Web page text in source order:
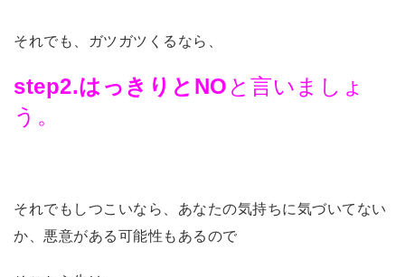
それでも、ガツガツくるなら、
step2.はっきりとNO と言いましょ
う。
それでもしつこいなら、あなたの気持ちに気づいてない
か、悪意がある可能性もあるので